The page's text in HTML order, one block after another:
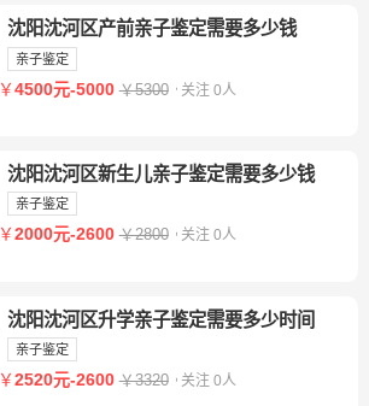
沈阳沈河区产前亲子鉴定需要多少钱
亲子鉴定
￥4500元-5000 ￥5300 关注 0人
沈阳沈河区新生儿亲子鉴定需要多少钱
亲子鉴定
￥2000元-2600 ￥2800 关注 0人
沈阳沈河区升学亲子鉴定需要多少时间
亲子鉴定
￥2520元-2600 ￥3320 关注 0人